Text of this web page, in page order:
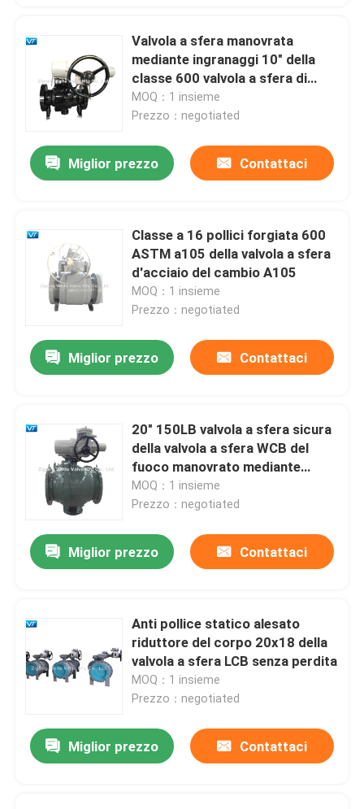
Valvola a sfera manovrata
mediante ingranaggi 10" della
classe 600 valvola a sfera di
acciaio al carbonio di WCB
MOQ：1 insieme
Prezzo：negotiated
Miglior prezzo Contattaci
Classe a 16 pollici forgiata 600
ASTM a105 della valvola a sfera
d'acciaio del cambio A105
MOQ：1 insieme
Prezzo：negotiated
Miglior prezzo Contattaci
20" 150LB valvola a sfera sicura
della valvola a sfera WCB del
fuoco manovrato mediante
ingranaggi del acciaio al
carbonio
MOQ：1 insieme
Prezzo：negotiated
Miglior prezzo Contattaci
Anti pollice statico alesato
riduttore del corpo 20x18 della
valvola a sfera LCB senza perdita
MOQ：1 insieme
Prezzo：negotiated
Miglior prezzo Contattaci